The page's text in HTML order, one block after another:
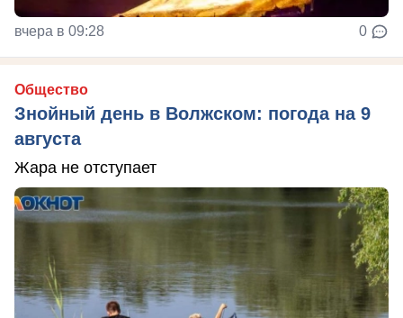
вчера в 09:28 0
Общество
Знойный день в Волжском: погода на 9
августа
Жара не отступает